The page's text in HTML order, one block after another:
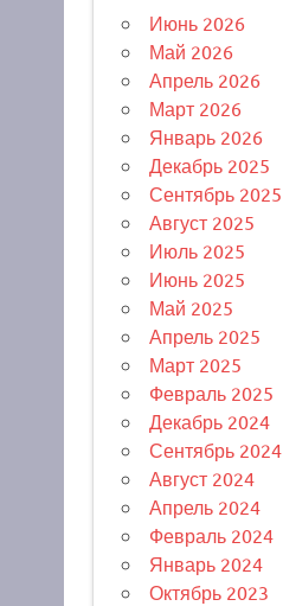
Июнь 2026
Май 2026
Апрель 2026
Март 2026
Январь 2026
Декабрь 2025
Сентябрь 2025
Август 2025
Июль 2025
Июнь 2025
Май 2025
Апрель 2025
Март 2025
Февраль 2025
Декабрь 2024
Сентябрь 2024
Август 2024
Апрель 2024
Февраль 2024
Январь 2024
Октябрь 2023